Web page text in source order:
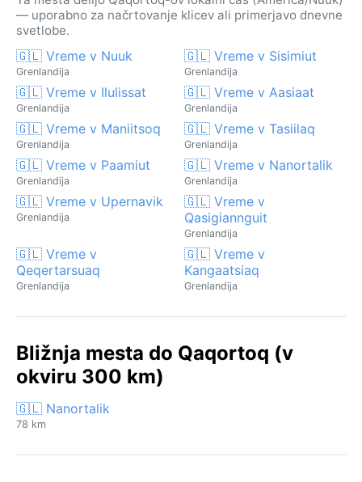
— uporabno za načrtovanje klicev ali primerjavo dnevne
svetlobe.
🇬🇱 Vreme v Nuuk
Grenlandija
🇬🇱 Vreme v Sisimiut
Grenlandija
🇬🇱 Vreme v Ilulissat
Grenlandija
🇬🇱 Vreme v Aasiaat
Grenlandija
🇬🇱 Vreme v Maniitsoq
Grenlandija
🇬🇱 Vreme v Tasiilaq
Grenlandija
🇬🇱 Vreme v Paamiut
Grenlandija
🇬🇱 Vreme v Nanortalik
Grenlandija
🇬🇱 Vreme v Upernavik
Grenlandija
🇬🇱 Vreme v
Qasigiannguit
Grenlandija
🇬🇱 Vreme v
Qeqertarsuaq
Grenlandija
🇬🇱 Vreme v
Kangaatsiaq
Grenlandija
Bližnja mesta do Qaqortoq (v
okviru 300 km)
🇬🇱 Nanortalik
78 km